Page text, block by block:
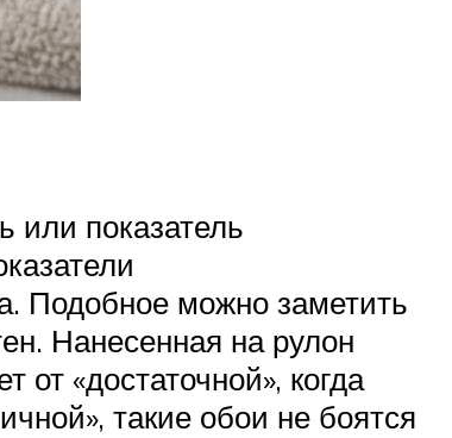
или показатель
Подобное можно заметить
Нанесенная на рулон
«достаточной», когда
такие обои не боятся